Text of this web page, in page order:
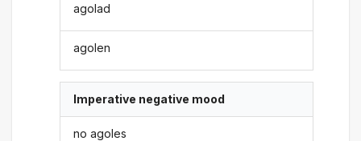
agolad
agolen
Imperative negative mood
no agoles